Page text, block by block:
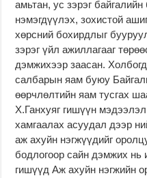
амьтан, ус зэрэг
нэмэгдүүлэх, зохистой
хөрсний бохирдлыг
зэрэг үйл ажиллагааг
дэмжихээр заасан.
салбарын яам буюу
өөрчлөлтийн яам тусгах
Х.Ганхуяг гишүүн
хамгаалах асуудал дээр
аж ахуйн нэгжүүдийг
бодлогоор сайн дэмжих нь
гишүүд Аж ахуйн нэгжийн